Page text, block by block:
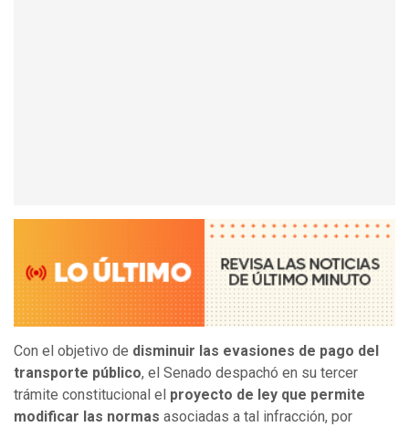
Con el objetivo de disminuir las evasiones de pago del
transporte público, el Senado despachó en su tercer
trámite constitucional el proyecto de ley que permite
modificar las normas asociadas a tal infracción, por